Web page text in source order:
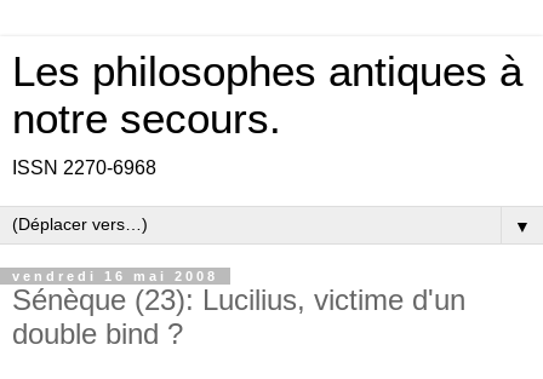
Les philosophes antiques à
notre secours.
ISSN 2270-6968
▼
vendredi 16 mai 2008
Sénèque (23): Lucilius, victime d'un
double bind ?